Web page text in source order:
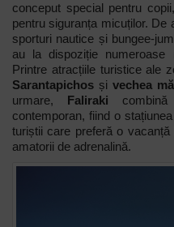
conceput special pentru
pentru siguranța micuților.
sporturi nautice și bungee-
au la dispoziție numeroase
Printre atracțiile turistice ale
Sarantapichos și vechea
urmare,
Faliraki
contemporan, fiind o
turiștii care preferă o
amatorii de adrenalină.